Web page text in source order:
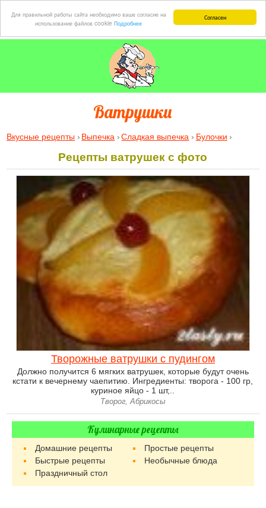
Согласен
Для правильной работы сайта необходимо ваше согласие на
использование файлов cookie Подробнее
Ватрушки
Вкусные рецепты Выпечка Сладкая выпечка
Булочки
:Рецепты ватрушек с фото
Творожные ватрушки с пудингом
Должно получится 6 мягких ватрушек, которые будут очень
кстати к вечернему чаепитию. Ингредиенты: творога - 100 гр,
куриное яйцо - 1 шт,..
Творог, Абрикосы
Кулинарные рецепты
Домашние рецепты
Простые рецепты
Быстрые рецепты
Необычные блюда
Праздничный стол